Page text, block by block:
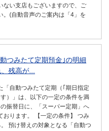
ない支店もございますので、ご
。(自動音声のご案内は「4」を
つみたて定期預金｣の明細
残高が...
自動つみたて定期（｢期日指定
）」は、以下の一定の条件を満
振替日に、「スーパー定期」へ
おります。 【一定の条件】 つみ
預け替えの対象となる「自動つ